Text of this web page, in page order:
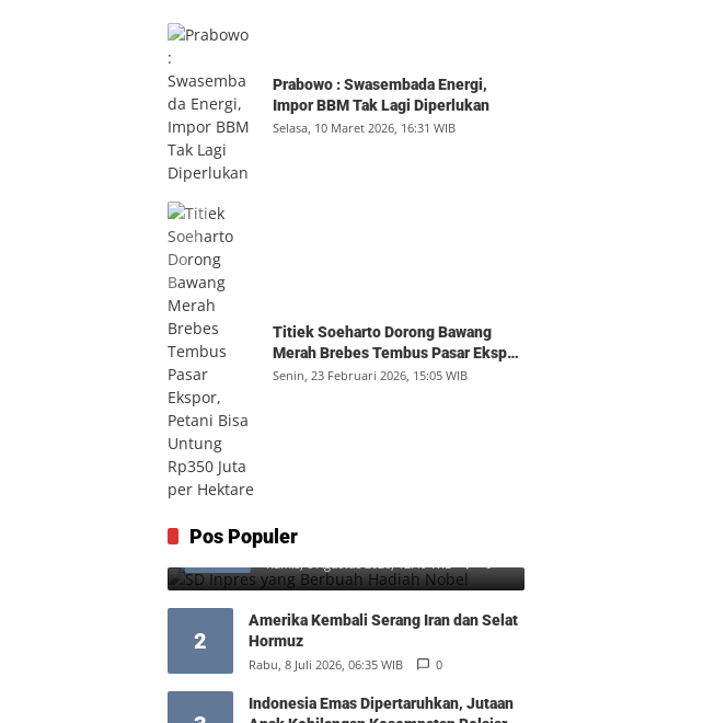
Prabowo : Swasembada Energi,
Impor BBM Tak Lagi Diperlukan
Selasa, 10 Maret 2026, 16:31 WIB
Titiek Soeharto Dorong Bawang
Merah Brebes Tembus Pasar Ekspor,
Petani Bisa Untung Rp350 Juta per
Senin, 23 Februari 2026, 15:05 WIB
Pos Populer
1
Nobel
Kamis, 6 Agustus 2026, 12:49 WIB 0
2
Amerika Kembali Serang Iran dan Selat
Hormuz
Rabu, 8 Juli 2026, 06:35 WIB 0
Indonesia Emas Dipertaruhkan, Jutaan